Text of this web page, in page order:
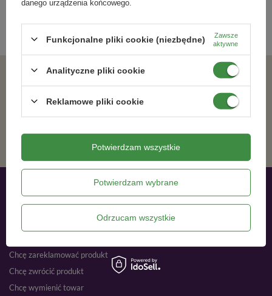
Zgadzam się na otrzymywanie wiadomości marketingowych na podany adres e-mail oraz przetwarzanie danych osobowych zgodnie z
ZAPISZ SIĘ
Moje zamówienia
Chcę zareklamować produkt
Chcę zwrócić produkt
Chcę wymienić towar
danego urządzenia końcowego.
Funkcjonalne pliki cookie (niezbędne)
Zawsze
aktywne
Analityczne pliki cookie
Reklamowe pliki cookie
Potwierdzam wybrane
Odrzucam wszystkie
Potwierdzam wszystkie